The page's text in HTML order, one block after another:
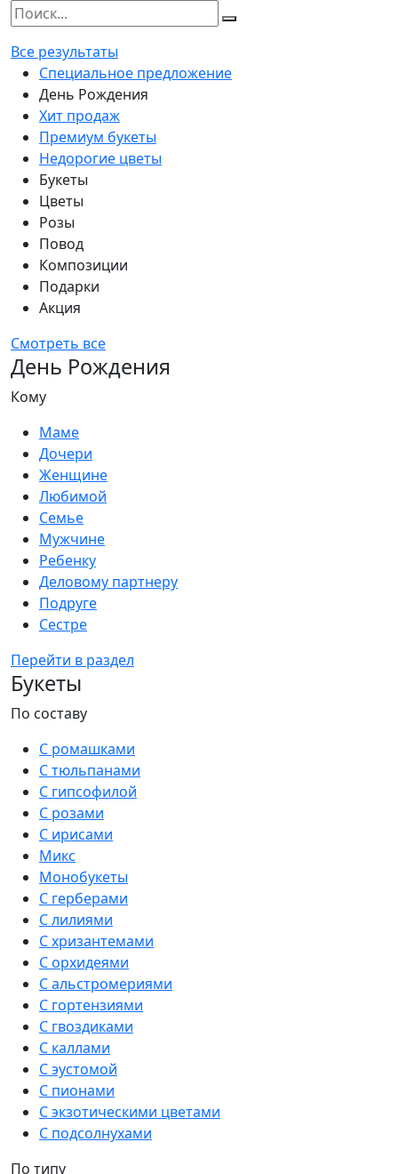
Все результаты
Специальное предложение
День Рождения
Хит продаж
Премиум букеты
Недорогие цветы
Букеты
Цветы
Розы
Повод
Композиции
Подарки
Акция
Смотреть все
День Рождения
Кому
Маме
Дочери
Женщине
Любимой
Семье
Мужчине
Ребенку
Деловому партнеру
Подруге
Сестре
Перейти в раздел
Букеты
По составу
С ромашками
С тюльпанами
С гипсофилой
С розами
С ирисами
Микс
Монобукеты
С герберами
С лилиями
С хризантемами
С орхидеями
С альстромериями
С гортензиями
С гвоздиками
С каллами
С эустомой
С пионами
С экзотическими цветами
С подсолнухами
По типу